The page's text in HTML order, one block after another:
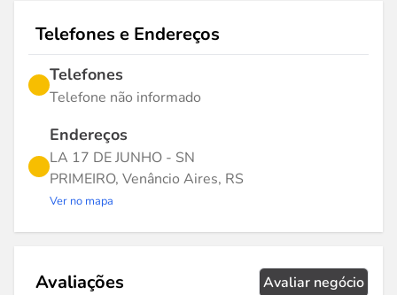
Telefones e Endereços
Telefones
Telefone não informado
Endereços
LA 17 DE JUNHO - SN
PRIMEIRO, Venâncio Aires, RS
Ver no mapa
Avaliações Avaliar negócio